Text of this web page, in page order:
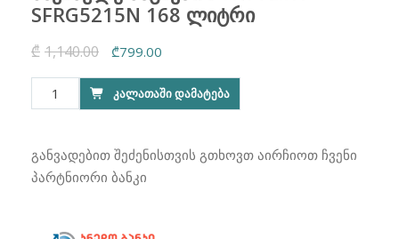
SFRG5215N 168 ლიტრი
₾ 1,140.00
Original
price
was:
₾799.00
price
is:
რაოდენობა:
საყინულე
SKYTECH
SFRG5215N
ᲙᲐᲚᲐᲗᲐᲨᲘ ᲓᲐᲛᲐᲢᲔᲑᲐ
განვადებით შეძენისთვის გთხოვთ აირჩიოთ ჩვენი
პარტნიორი ბანკი